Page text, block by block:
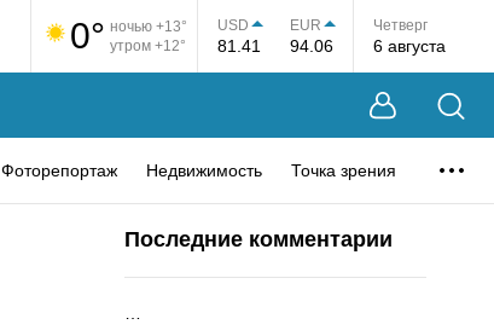
0° ночью +13°
утром +12°
USD
81.41
EUR
94.06
Четверг
6 августа
Фоторепортаж Недвижимость Точка зрения
Последние комментарии